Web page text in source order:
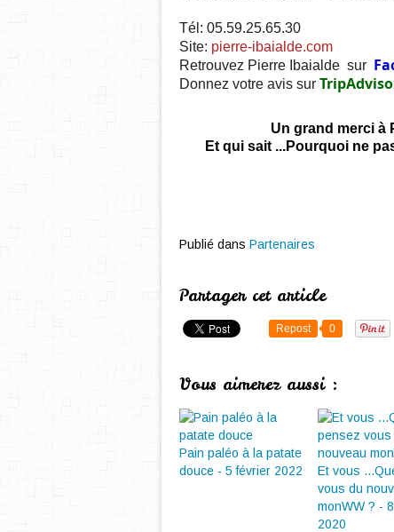
Tél: 05.59.25.65.30
Site: pierre-ibaialde.com
Retrouvez Pierre Ibaialde sur
Donnez votre avis sur
Un grand merci à
Et qui sait ...Pourquoi ne
Publié dans Partenaires
Partager cet article
Repost 0
Vous aimerez aussi :
Pain paléo à la patate
douce - 5 février 2022
Et vous
vous du
monWW ? -
2020